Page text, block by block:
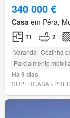
340 000 €
Casa em Pêra,
T1 2
Varanda Cozinha
Parcialmente
Há 9 dias
SUPERCASA -